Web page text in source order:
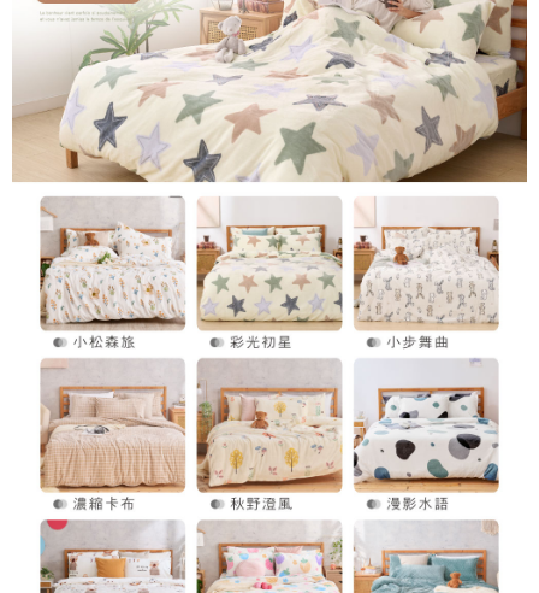
2.付款方式選擇「大哥付你分期」，訂單成立後會自動跳轉到大哥付的交易
流程，驗證手機門號後，選擇欲分期的期數、繳款截止日，確認付款後即完
成交易。
3.實際核准額度、可分期數及費用金額請依後續交易確認頁面所載為準。
4.訂單成立30分鐘內，如未前往確認交易或遇審核未通過，訂單將自動取
消。如遇「轉專審核」未通過狀況，表示未達大哥付你分期系統評分，恕無
法說明評估內容。
【繳款方式說明】
1.分期款項不併入電信帳單，「大哥付你分期」於每月結算日後寄送繳費提
醒簡訊。
2.透過簡訊連結打開帳單後，可選擇「超商條碼／台灣大直營門市／銀行轉
帳／街口支付／iPASS MONEY」等通路繳費。
【注意事項】
1.本服務係由「台灣大哥大股份有限公司」（以下簡稱本公司）所提供，讓
用戶於交易時，得透過本服務購買商品或服務，並由商店將買賣／分期付款
買賣價金債權讓與本公司後，依約使用本公司帳單繳交帳款。
2.基於同意付款使用「大哥付你分期」之契約關係目的，商店將以您的個人
資料（包含姓名、電話或地址）提供予台灣大哥大進項蒐集、處理及利用，
由本公司與您本人進行分期帳單所需資料之確認、核對及更正。
3.完整用戶服務條款，請詳閱以下連結：https://oppay.tw/userRule
相關說明
【關於「AFTEE先享後付」】
AFTEE先享後付是「在收到商品之後才付款」的支付方式。 讓您購物簡單
便利好安心！
１．簡單：不需註冊會員、不需綁卡、不需儲值。
２．便利：只要手機號碼，簡訊認證，即可結帳。
３．安心：先確認商品／服務後，再付款。
【「AFTEE先享後付」結帳流程】
１．於結帳方式選擇「AFTEE先享後付」後，將跳轉至「AFTEE先享後付」
結帳頁面，進行簡訊認證並確認金額後，即可完成結帳。
２．訂單成立數日內，您將收到繳費通知簡訊。
３．收到繳費通知簡訊後14天內，點擊此簡訊中的連結，可透過四大超商／
ATM／網路銀行／等多元方式進行付款，方視為交易完成。
※ 請注意：結帳手續完成當下不需立刻繳費，但若您需要取消訂單，請聯絡
購買商品的店家。未經商家同意取消之訂單仍視為有效，需透過AFTEE先享
後付繳納相關費用。
※ 交易是否成功請以「AFTEE先享後付 」之結帳頁面顯示為準，若有關於
是否繳費成功／繳費後需取消欲退款等相關疑問，請聯繫「AFTEE先享後付
客戶支援中心」https://netprotections.freshdesk.com/support/home
【注意事項】
１．透過由恩沛科技股份有限公司提供之「AFTEE先享後付」服務完成之交
易，需依本服務之必要範圍內提供個人資料，並將交易相關給付款項請求債
權轉讓予恩沛科技股份有限公司。
２．關於個人資料處理事宜，請瀏覽以下網址：
https://aftee.tw/terms/#terms3
Hami Point
相關說明
「Hami Point」為中華電信所提供之點數服務，可於會員專區綁定中華電信
會員帳號後，即可在購物車使用 Hami Point 折抵消費金額 (1點等於1元)。
ATM付款
運送方式
全家取貨付款
每筆NT$60，滿NT$699(含以上)免運費
付款後全家取貨
每筆NT$60，滿NT$699(含以上)免運費
7-11取貨付款
每筆NT$60，滿NT$999(含以上)免運費
付款後7-11取貨
每筆NT$60，滿NT$999(含以上)免運費
新竹貨運
每筆NT$80，滿NT$999(含以上)免運費